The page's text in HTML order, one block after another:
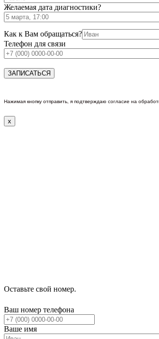
Желаемая дата диагностики?
Как к Вам обращаться?
Телефон для связи
Нажимая кнопку отправить, я подтверждаю согласие на
x
Оставьте свой номер.
Ваш номер телефона
Ваше имя